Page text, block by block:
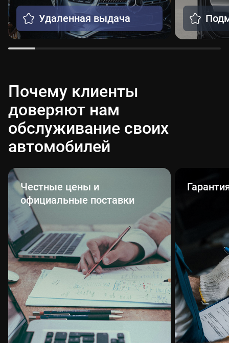
Удаленная выдача
Почему клиенты
доверяют нам
обслуживание своих
автомобилей
Честные цены и
официальные поставки